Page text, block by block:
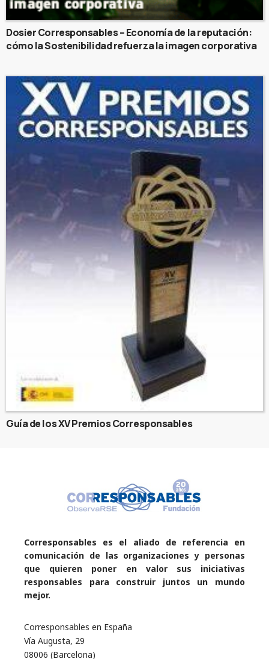
Dosier Corresponsables – Economía de la reputación:
cómo la Sostenibilidad refuerza la imagen corporativa
Guía de los XV Premios Corresponsables
Corresponsables es el aliado de referencia en
comunicación de las organizaciones y personas
que quieren poner en valor sus iniciativas
responsables para construir juntos un mundo
mejor.
Corresponsables en España
Vía Augusta, 29
08006 (Barcelona)